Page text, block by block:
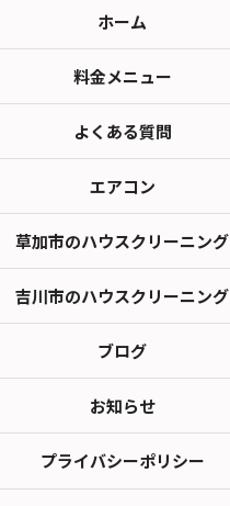
ホーム
料金メニュー
よくある質問
エアコン
草加市のハウスクリーニング
吉川市のハウスクリーニング
ブログ
お知らせ
プライバシーポリシー